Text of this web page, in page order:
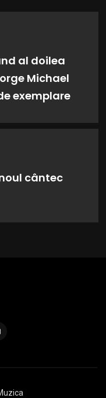
al doilea
Michael
exemplare
cântec